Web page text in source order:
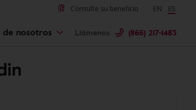
Consulte su beneficio Change
EN ES
de nosotros Llámenos (866) 217-1483